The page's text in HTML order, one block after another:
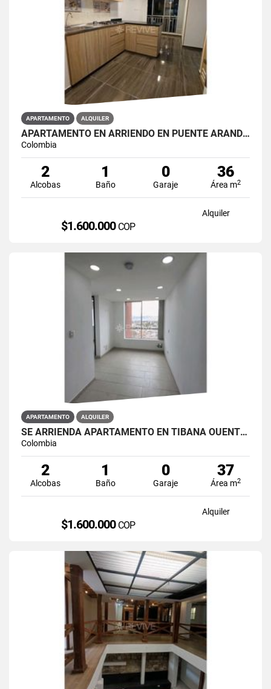
APARTAMENTO ALQUILER
APARTAMENTO EN ARRIENDO EN PUENTE ARANDA PRIMAVERA 6-39
Colombia
2
Alcobas
1
Baño
0
Garaje
36
Área m2
Alquiler
$1.600.000 COP
APARTAMENTO ALQUILER
SE ARRIENDA APARTAMENTO EN TIBANA OUENTE ARANDA CONJUNTO OPORTO
Colombia
2
Alcobas
1
Baño
0
Garaje
37
Área m2
Alquiler
$1.600.000 COP